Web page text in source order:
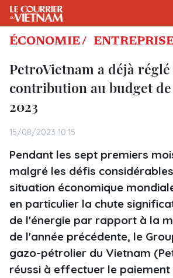
ÉCONOMIE /
PetroVietnam a déjà réglé
contribution au budget
2023
15/08/2023 10:15
Pendant les sept premiers
malgré les défis
situation économique
en particulier la chute
de l'énergie par rapport à la
de l'année précédente, le
gazo-pétrolier du Vietnam
réussi à effectuer le